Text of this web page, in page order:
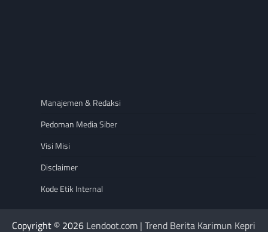
Manajemen & Redaksi
Pedoman Media Siber
Visi Misi
Disclaimer
Kode Etik Internal
Copyright © 2026 Lendoot.com | Trend Berita Karimun Kepri